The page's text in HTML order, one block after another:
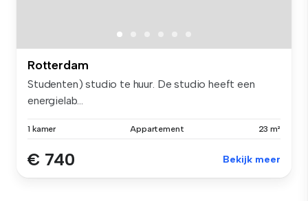
Rotterdam
Studenten) studio te huur. De studio heeft een
energielab...
1 kamer Appartement 23 m²
€ 740 Bekijk meer